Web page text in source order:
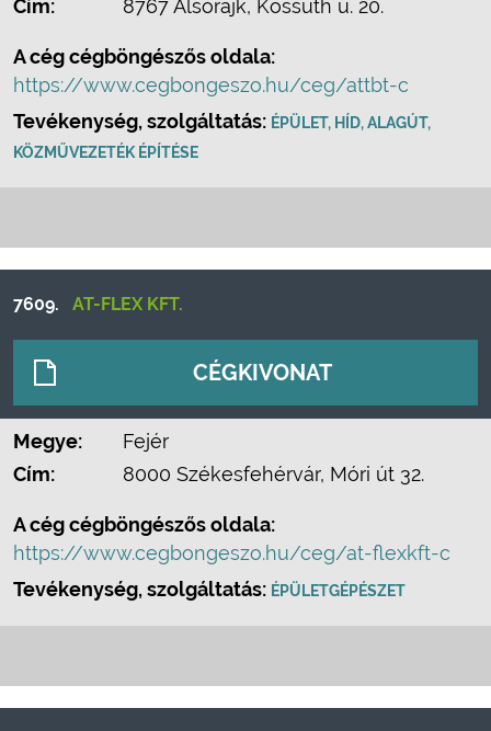
Cím:
8767 Alsórajk, Kossuth u. 20.
A cég cégböngészős oldala:
https://www.cegbongeszo.hu/ceg/attbt-c
Tevékenység, szolgáltatás: ÉPÜLET, HÍD, ALAGÚT,
KÖZMŰVEZETÉK ÉPÍTÉSE
7609. AT-FLEX KFT.
CÉGKIVONAT
Megye:
Fejér
Cím:
8000 Székesfehérvár, Móri út 32.
A cég cégböngészős oldala:
https://www.cegbongeszo.hu/ceg/at-flexkft-c
Tevékenység, szolgáltatás: ÉPÜLETGÉPÉSZET